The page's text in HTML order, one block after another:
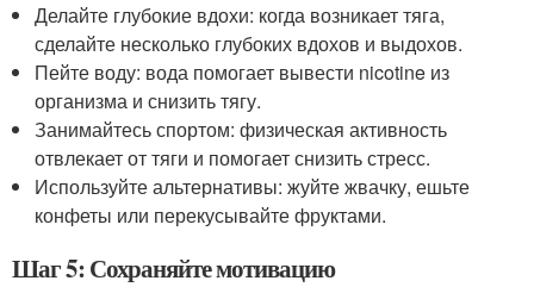
Делайте глубокие вдохи: когда возникает тяга,
сделайте несколько глубоких вдохов и выдохов.
Пейте воду: вода помогает вывести nicotine из
организма и снизить тягу.
Занимайтесь спортом: физическая активность
отвлекает от тяги и помогает снизить стресс.
Используйте альтернативы: жуйте жвачку, ешьте
конфеты или перекусывайте фруктами.
Шаг 5: Сохраняйте мотивацию